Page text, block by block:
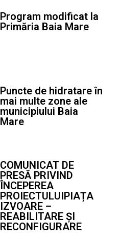
Program modificat la
Primăria Baia Mare
Puncte de hidratare în
mai multe zone ale
municipiului Baia
Mare
COMUNICAT DE
PRESĂ PRIVIND
ÎNCEPEREA
PROIECTULUIPIAȚA
IZVOARE –
REABILITARE ȘI
RECONFIGURARE